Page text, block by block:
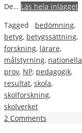
De… Läs hela inlägget
Tagged
bedömning,
betyg, betygssättning,
forskning, lärare,
målstyrning, nationella
prov, NP, pedagogik,
resultat, skola,
skolforskning,
skolverket
2 Comments